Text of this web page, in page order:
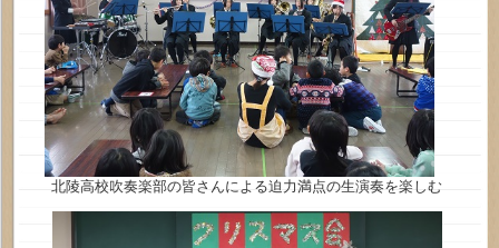
北陵高校吹奏楽部の皆さんによる迫力満点の生演奏を楽しむ